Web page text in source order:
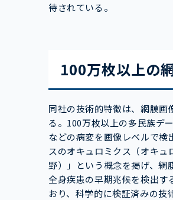
待されている。
100万枚以上の
同社の技術的特徴は、網膜画
る。100万枚以上の多民族デ
などの病変を画像レベルで
スのオキュロミクス（オキュ
野）」という概念を掲げ、網
全身疾患の早期兆候を検出す
おり、科学的に検証済みの技